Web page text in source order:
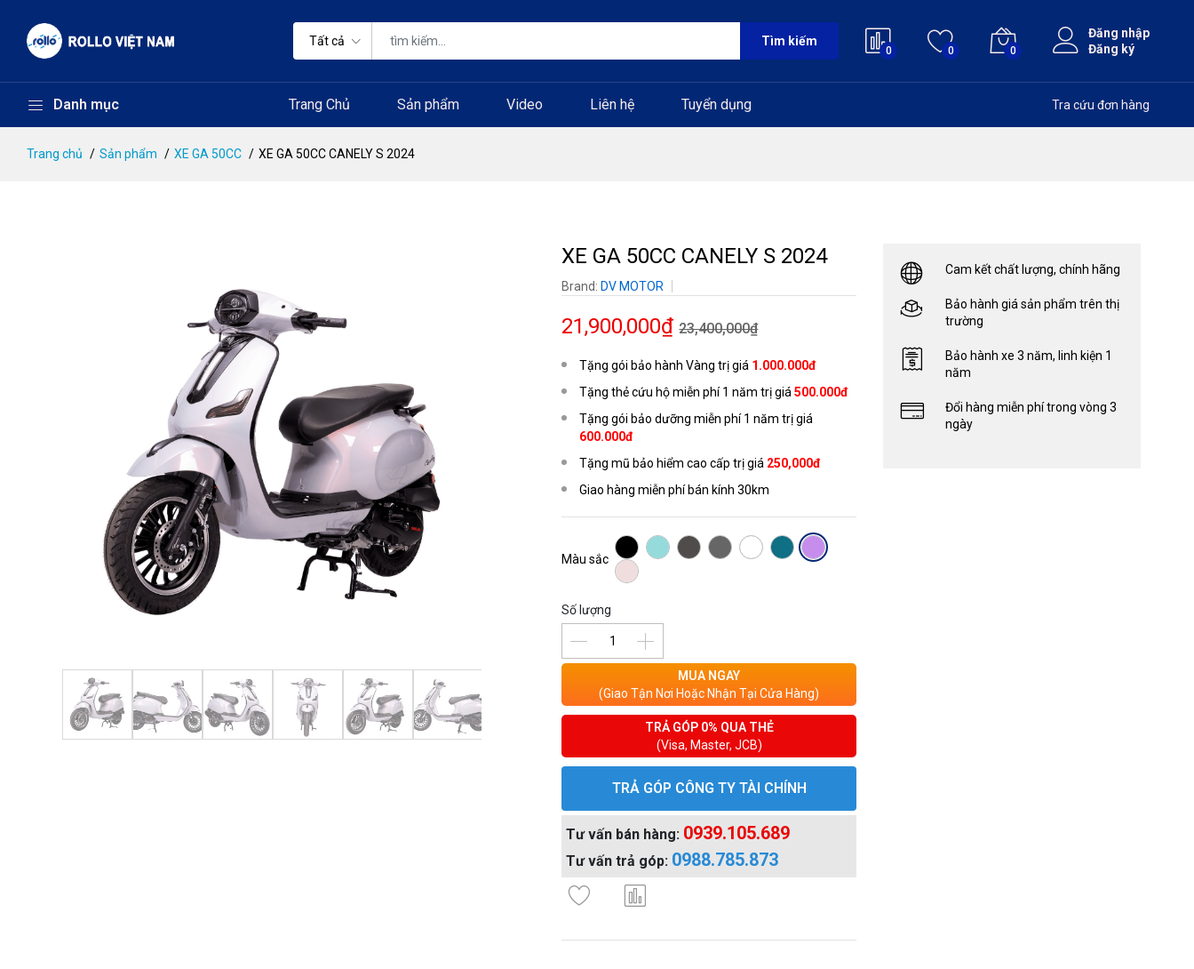
Tất cả Tìm kiếm
0 0 0
Đăng nhập
Đăng ký
Danh mục Trang Chủ Sản phẩm Video Liên hệ Tuyển dụng Tra cứu đơn hàng
Trang chủ Sản phẩm XE GA 50CC XE GA 50CC CANELY S 2024
XE GA 50CC CANELY S 2024
Brand: DV MOTOR
21,900,000₫ 23,400,000₫
Tặng gói bảo hành Vàng trị giá 1.000.000đ
Tặng thẻ cứu hộ miễn phí 1 năm trị giá500.000đ
Tặng gói bảo dưỡng miễn phí 1 năm trị giá
600.000đ
Tặng mũ bảo hiểm cao cấp trị giá 250,000đ
Giao hàng miễn phí bán kính 30km
Màu sắc
Số lượng
MUA NGAY
(Giao Tận Nơi Hoặc Nhận Tại Cửa Hàng)
TRẢ GÓP 0% QUA THẺ
(Visa, Master, JCB)
TRẢ GÓP CÔNG TY TÀI CHÍNH
Tư vấn bán hàng: 0939.105.689
Tư vấn trả góp: 0988.785.873
Cam kết chất lượng, chính hãng
Bảo hành giá sản phẩm trên thị
trường
Bảo hành xe 3 năm, linh kiện 1
năm
Đổi hàng miễn phí trong vòng 3
ngày